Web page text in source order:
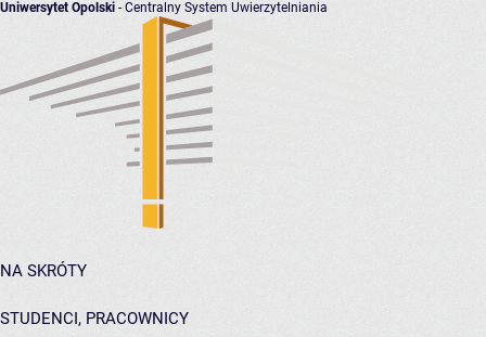
Uniwersytet Opolski - Centralny System Uwierzytelniania
NA SKRÓTY
STUDENCI, PRACOWNICY